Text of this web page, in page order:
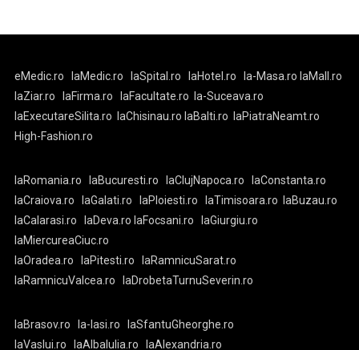
eMedic.ro laMedic.ro laSpital.ro laHotel.ro la-Masa.ro laMall.ro
laZiar.ro
laFirma.ro laFacultate.ro la-Suceava.ro
laExecutareSilita.ro laChisinau.ro laBalti.ro laPiatraNeamt.ro
High-Fashion.ro
laRomania.ro laBucuresti.ro laClujNapoca.ro
laConstanta.ro
laCraiova.ro
laGalati.ro laPloiesti.ro laTimisoara.ro laBuzau.ro
laCalarasi.ro
laDeva.ro laFocsani.ro
laGiurgiu.ro
laMiercureaCiuc.ro
laOradea.ro
laPitesti.ro
laRamnicuSarat.ro
laRamnicuValcea.ro
laDrobetaTurnuSeverin.ro
laBrasov.ro la-Iasi.ro
laSfantuGheorghe.ro
laVaslui.rolaAlbaIulia.ro laAlexandria.ro